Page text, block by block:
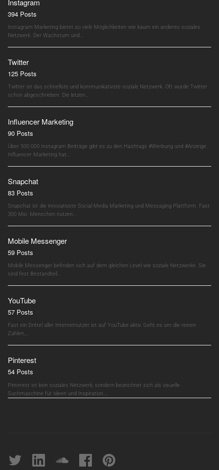
Instagram
394 Posts
Instagram Marketing bietet so viele Möglichkeiten wie kaum ein anderes soziales
Netzwerk. Der Wachstum und…
Twitter
125 Posts
Twitter ist das schnellste und kommunikativste soziale Netzwerk. Oft wurde Twitter
schon abgeschrieben. Die letzen…
Influencer Marketing
90 Posts
Über 500.000 Instagram Beiträge gibt es zu den Hashtags #Werbung und #Anzeige.
Influencer Marketing hat…
Snapchat
83 Posts
Snapchat ist die innovativste Social Media Marketing und Messaging Plattform. Fast
300 Mio. Menschen nutzen…
Mobile Messenger
59 Posts
Mobile Messenger befinden sich auf dem gleichen Level wie soziale Netzwerke. Sie
sind fest Bestandteil…
YouTube
57 Posts
Fast ein Drittel aller Internetnutzer ist auf YouTube aktiv. Geht es um die reinen
Zahlen,…
Pinterest
54 Posts
Pinterest ist kein soziales Netzwerk, sondern bezeichnet sich als visuelle
Suchmaschine für Ideen und Inspiration.…
Twitter linkedin soundcloudFacebookpinterest